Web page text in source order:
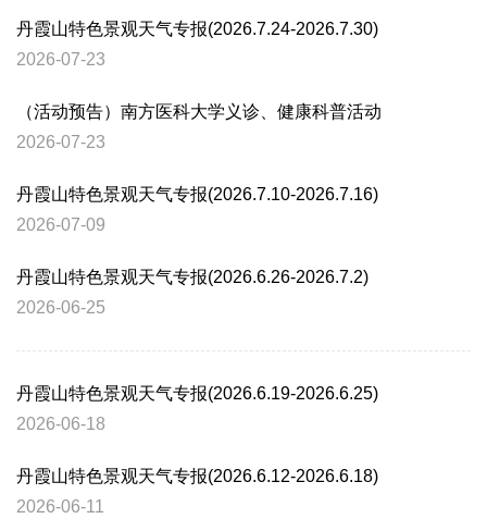
丹霞山特色景观天气专报(2026.7.24-2026.7.30)
2026-07-23
（活动预告）南方医科大学义诊、健康科普活动
2026-07-23
丹霞山特色景观天气专报(2026.7.10-2026.7.16)
2026-07-09
丹霞山特色景观天气专报(2026.6.26-2026.7.2)
2026-06-25
丹霞山特色景观天气专报(2026.6.19-2026.6.25)
2026-06-18
丹霞山特色景观天气专报(2026.6.12-2026.6.18)
2026-06-11